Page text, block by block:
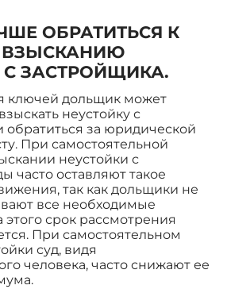
ОБРАТИТЬСЯ К
ВЗЫСКАНИЮ
С ЗАСТРОЙЩИКА.
ключей дольщик может
неустойку с
обратиться за юридической
При самостоятельной
неустойки с
часто оставляют такое
так как дольщики не
все необходимые
срок рассмотрения
При самостоятельном
суд, видя
человека, часто снижают ее